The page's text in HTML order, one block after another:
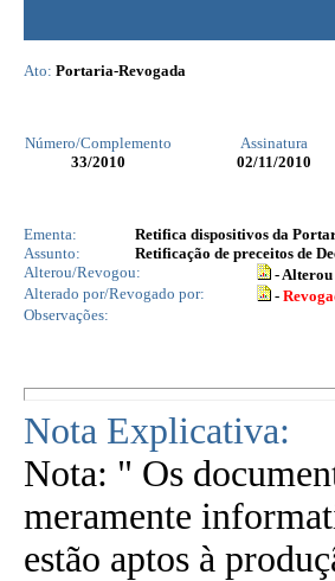
Ato: Portaria-Revogada
Número/Complemento Assinatura
33/2010 02/11/2010
Ementa:
Retifica dispositivos da
Assunto:
Retificação de preceitos de
Alterou/Revogou:
-
Alterado por/Revogado por:
-
Observações:
Nota Explicativa:
Nota: " Os
meramente
estão aptos à